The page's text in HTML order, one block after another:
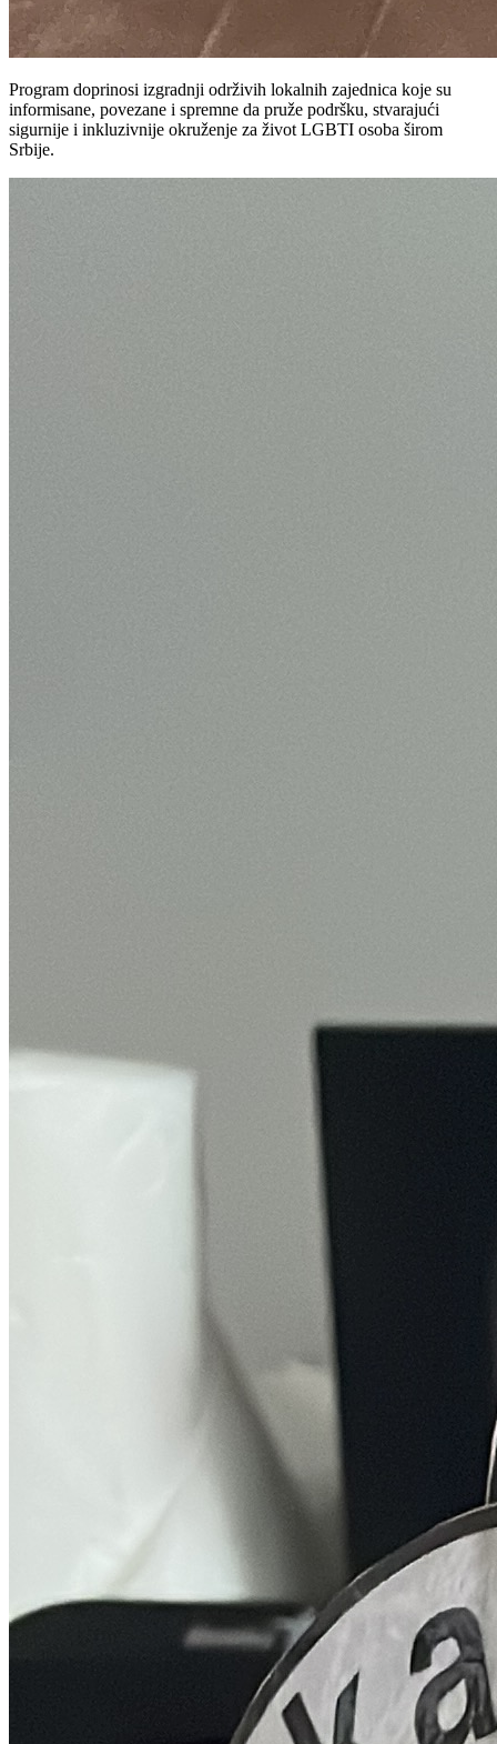
Program doprinosi izgradnji održivih lokalnih zajednica koje su
informisane, povezane i spremne da pruže podršku, stvarajući
sigurnije i inkluzivnije okruženje za život LGBTI osoba širom
Srbije.